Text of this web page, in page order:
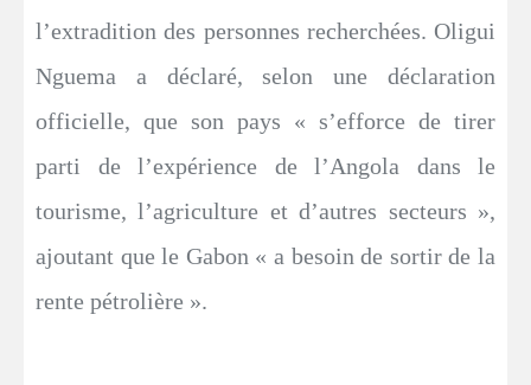
l’extradition des personnes recherchées. Oligui
Nguema a déclaré, selon une déclaration
officielle, que son pays « s’efforce de tirer
parti de l’expérience de l’Angola dans le
tourisme, l’agriculture et d’autres secteurs »,
ajoutant que le Gabon « a besoin de sortir de la
rente pétrolière ».